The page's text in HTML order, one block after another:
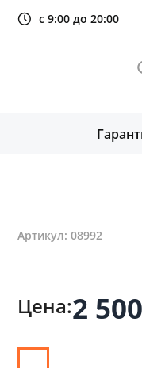
с 9:00 до 20:00
Артикул: 08992
Цена:2 500